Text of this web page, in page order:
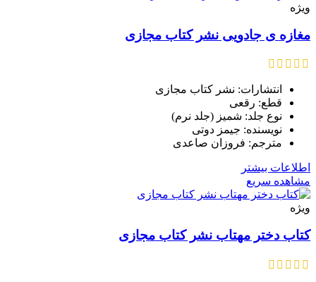
ویژه
مغازه ی جادویی نشر کتاب مجازی
انتشارات: نشر کتاب مجازی
قطع: رقعی
نوع جلد: شمیز (جلد نرم)
نویسنده: جیمز دوتی
مترجم: فروزان صاعدی
اطلاعات بیشتر
مشاهده سریع
ویژه
کتاب دختر مهتاب نشر کتاب مجازی